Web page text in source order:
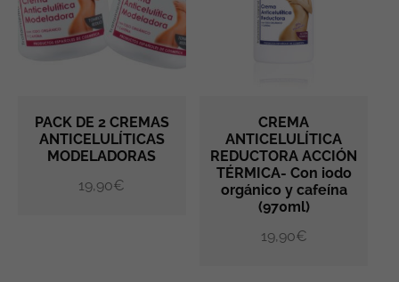
AÑADIR AL CARRITO
PACK DE 2 CREMAS
ANTICELULÍTICAS
MODELADORAS
19,90€
AÑADIR AL CARRITO
CREMA
ANTICELULÍTICA
REDUCTORA ACCIÓN
TÉRMICA- Con iodo
orgánico y cafeína
(970ml)
19,90€